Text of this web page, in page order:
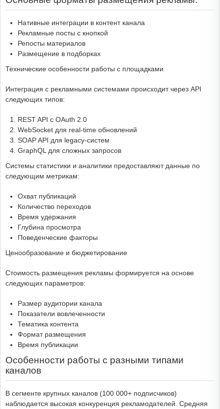
Нативные интеграции в контент канала
Рекламные посты с кнопкой
Репосты материалов
Размещение в подборках
Технические особенности работы с площадками
Интеграция с рекламными системами происходит через API
следующих типов:
REST API с OAuth 2.0
WebSocket для real-time обновлений
SOAP API для legacy-систем
GraphQL для сложных запросов
Системы статистики и аналитики предоставляют данные по
следующим метрикам:
Охват публикаций
Количество переходов
Время удержания
Глубина просмотра
Поведенческие факторы
Ценообразование и бюджетирование
Стоимость размещения рекламы формируется на основе
следующих параметров:
Размер аудитории канала
Показатели вовлеченности
Тематика контента
Формат размещения
Время публикации
Особенности работы с разными типами
каналов
В сегменте крупных каналов (100 000+ подписчиков)
наблюдается высокая конкуренция рекламодателей. Средняя